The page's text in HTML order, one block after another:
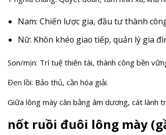
Nam: Chiến lược gia, đầu tư thành
Nữ: Khôn khéo giao tiếp, quản lý gia
Son/mịn: Trí tuệ thiên tài, thành công bền
Đen lồi: Bảo thủ, cần hóa giải.
Giữa lông mày cân bằng âm dương, cát lành
nốt ruồi đuôi lông mày